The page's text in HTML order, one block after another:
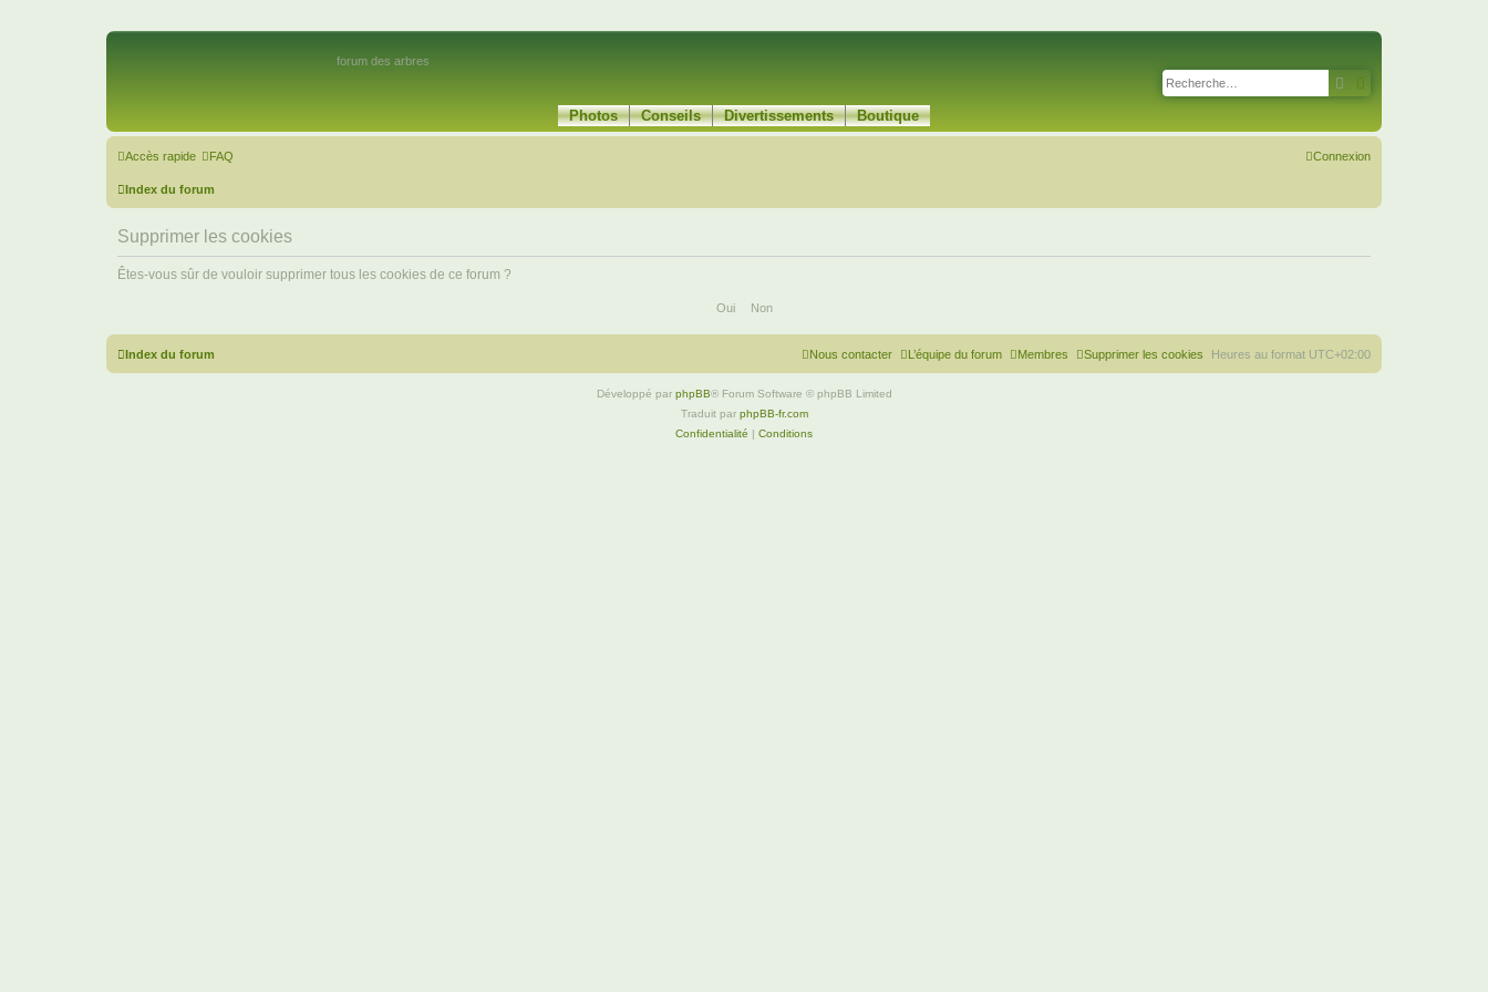
forum des arbres
Rechercher
Photos Conseils Divertissements Boutique
Accès rapide FAQ Connexion
Index du forum
Supprimer les cookies
Êtes-vous sûr de vouloir supprimer tous les cookies de ce forum ?
Index du forum Heures au format UTC+02:00
Supprimer les cookies
Membres
L’équipe du forum
Nous contacter
Développé par phpBB® Forum Software © phpBB Limited
Traduit par phpBB-fr.com
Confidentialité | Conditions